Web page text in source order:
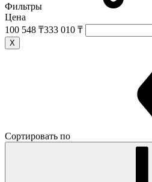
Фильтры
Цена
100 548 ₸333 010 ₸
X
Сортировать по